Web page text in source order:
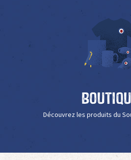
Découvrez les produits du